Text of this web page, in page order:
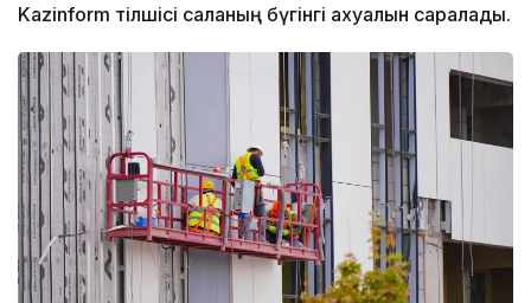
Kazinform тілшісі саланың бүгінгі ахуалын саралады.